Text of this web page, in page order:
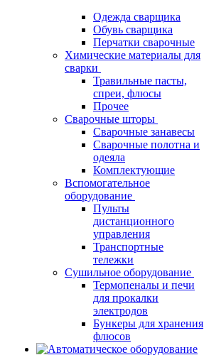
Одежда сварщика
Обувь сварщика
Перчатки сварочные
Химические материалы для
сварки
Травильные пасты,
спреи, флюсы
Прочее
Сварочные шторы
Сварочные занавесы
Сварочные полотна и
одеяла
Комплектующие
Вспомогательное
оборудование
Пульты
дистанционного
управления
Транспортные
тележки
Сушильное оборудование
Термопеналы и печи
для прокалки
электродов
Бункеры для хранения
флюсов